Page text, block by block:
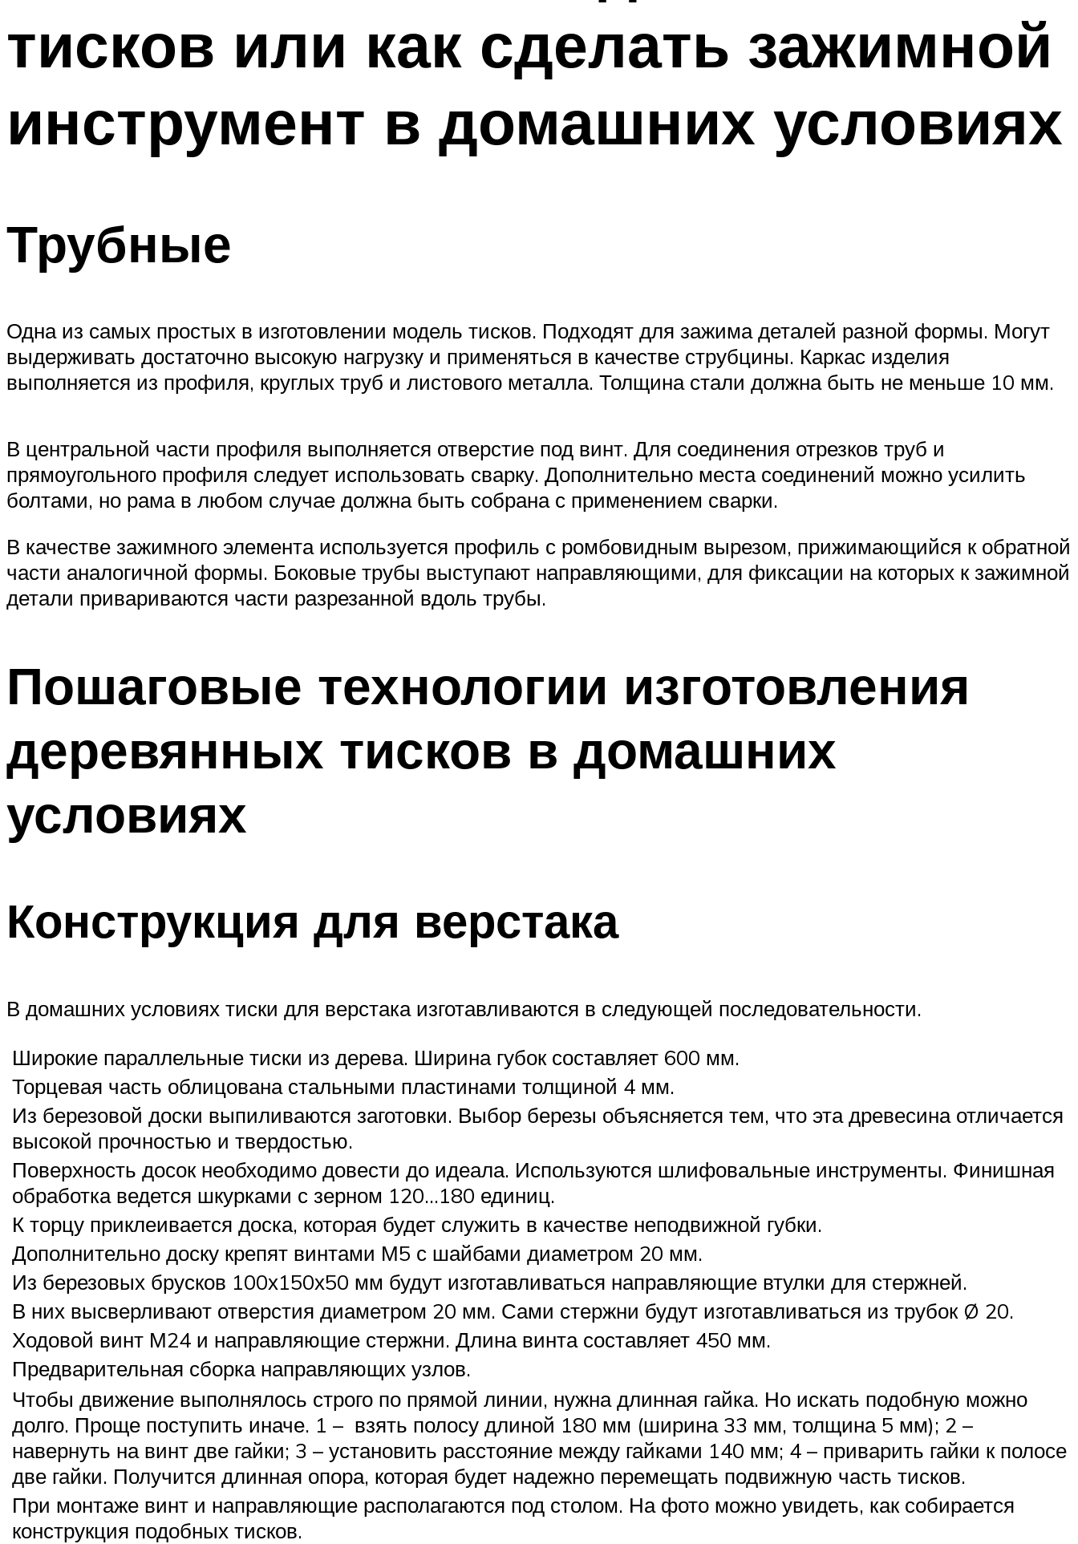
тисков или как сделать зажимной
инструмент в домашних условиях
Трубные
Одна из самых простых в изготовлении модель тисков. Подходят для зажима деталей разной формы. Могут
выдерживать достаточно высокую нагрузку и применяться в качестве струбцины. Каркас изделия
выполняется из профиля, круглых труб и листового металла. Толщина стали должна быть не меньше 10 мм.
В центральной части профиля выполняется отверстие под винт. Для соединения отрезков труб и
прямоугольного профиля следует использовать сварку. Дополнительно места соединений можно усилить
болтами, но рама в любом случае должна быть собрана с применением сварки.
В качестве зажимного элемента используется профиль с ромбовидным вырезом, прижимающийся к обратной
части аналогичной формы. Боковые трубы выступают направляющими, для фиксации на которых к зажимной
детали привариваются части разрезанной вдоль трубы.
Пошаговые технологии изготовления
деревянных тисков в домашних
условиях
Конструкция для верстака
В домашних условиях тиски для верстака изготавливаются в следующей последовательности.
Широкие параллельные тиски из дерева. Ширина губок составляет 600 мм.
Торцевая часть облицована стальными пластинами толщиной 4 мм.
Из березовой доски выпиливаются заготовки. Выбор березы объясняется тем, что эта древесина отличается
высокой прочностью и твердостью.
Поверхность досок необходимо довести до идеала. Используются шлифовальные инструменты. Финишная
обработка ведется шкурками с зерном 120…180 единиц.
К торцу приклеивается доска, которая будет служить в качестве неподвижной губки.
Дополнительно доску крепят винтами М5 с шайбами диаметром 20 мм.
Из березовых брусков 100х150х50 мм будут изготавливаться направляющие втулки для стержней.
В них высверливают отверстия диаметром 20 мм. Сами стержни будут изготавливаться из трубок Ø 20.
Ходовой винт М24 и направляющие стержни. Длина винта составляет 450 мм.
Предварительная сборка направляющих узлов.
Чтобы движение выполнялось строго по прямой линии, нужна длинная гайка. Но искать подобную можно
долго. Проще поступить иначе. 1 – взять полосу длиной 180 мм (ширина 33 мм, толщина 5 мм); 2 –
навернуть на винт две гайки; 3 – установить расстояние между гайками 140 мм; 4 – приварить гайки к полосе
две гайки. Получится длинная опора, которая будет надежно перемещать подвижную часть тисков.
При монтаже винт и направляющие располагаются под столом. На фото можно увидеть, как собирается
конструкция подобных тисков.